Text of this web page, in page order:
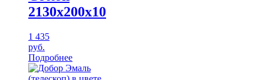
2130х200х10
1 435
руб.
Подробнее